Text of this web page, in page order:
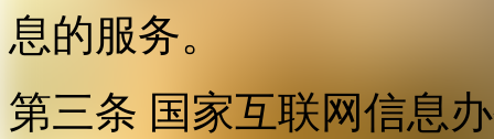
息的服务。
第三条 国家互联网信息